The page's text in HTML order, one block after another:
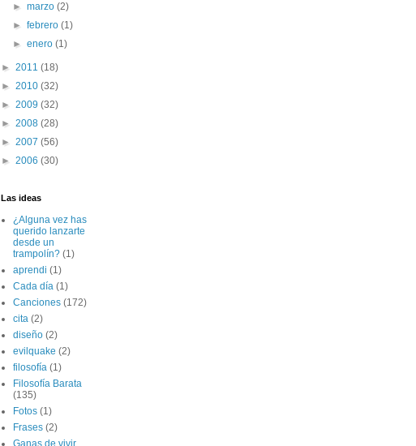
►marzo(2)
►febrero(1)
►enero(1)
► 2011 (18)
► 2010 (32)
► 2009 (32)
► 2008 (28)
► 2007 (56)
► 2006 (30)
Las ideas
¿Alguna vez has
querido lanzarte
desde un
trampolín? (1)
aprendi (1)
Cada día (1)
Canciones (172)
cita (2)
diseño (2)
evilquake (2)
filosofía (1)
Filosofía Barata
(135)
Fotos (1)
Frases (2)
Ganas de vivir